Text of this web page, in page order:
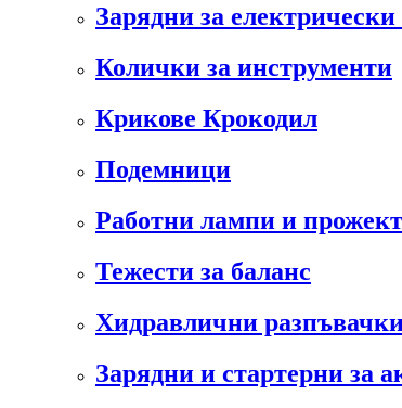
Зарядни за
Колички за инструменти
Крикове Крокодил
Подемници
Работни лампи и
Тежести за баланс
Хидравлични
Зарядни и стартерни за